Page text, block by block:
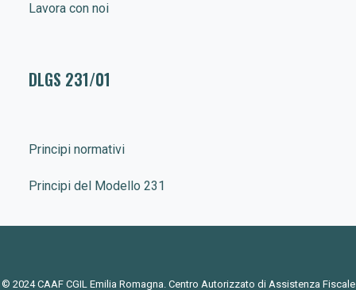
Lavora con noi
DLGS 231/01
Principi normativi
Principi del Modello 231
© 2024 CAAF CGIL Emilia Romagna. Centro Autorizzato di Assistenza Fiscale